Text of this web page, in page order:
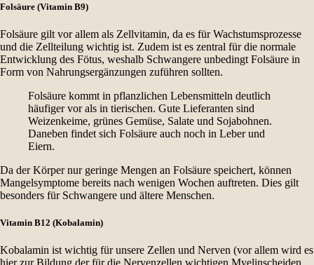
Folsäure (Vitamin B9)
Folsäure gilt vor allem als Zellvitamin, da es für Wachstumsprozesse
und die Zellteilung wichtig ist. Zudem ist es zentral für die normale
Entwicklung des Fötus, weshalb Schwangere unbedingt Folsäure in
Form von Nahrungsergänzungen zuführen sollten.
Folsäure kommt in pflanzlichen Lebensmitteln deutlich
häufiger vor als in tierischen. Gute Lieferanten sind
Weizenkeime, grünes Gemüse, Salate und Sojabohnen.
Daneben findet sich Folsäure auch noch in Leber und
Eiern.
Da der Körper nur geringe Mengen an Folsäure speichert, können
Mangelsymptome bereits nach wenigen Wochen auftreten. Dies gilt
besonders für Schwangere und ältere Menschen.
Vitamin B12 (Kobalamin)
Kobalamin ist wichtig für unsere Zellen und Nerven (vor allem wird es
hier zur Bildung der für die Nervenzellen wichtigen Myelinscheiden